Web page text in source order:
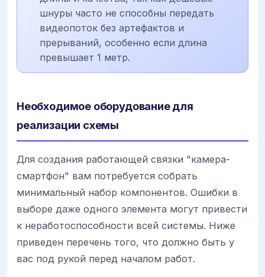
шнуры часто не способны передать
видеопоток без артефактов и
прерываний, особенно если длина
превышает 1 метр.
Необходимое оборудование для
реализации схемы
Для создания работающей связки "камера-
смартфон" вам потребуется собрать
минимальный набор компонентов. Ошибки в
выборе даже одного элемента могут привести
к неработоспособности всей системы. Ниже
приведен перечень того, что должно быть у
вас под рукой перед началом работ.